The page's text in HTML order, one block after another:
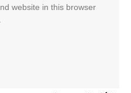
website in this browser